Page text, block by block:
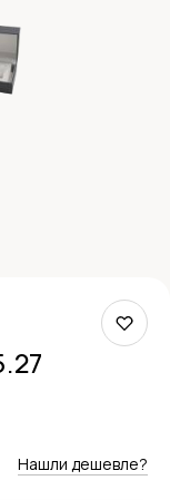
Нашли дешевле?